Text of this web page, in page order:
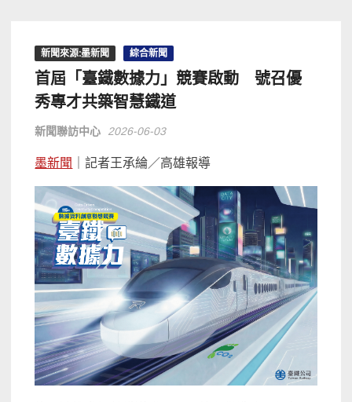
新聞來源:墨新聞 綜合新聞
首屆「臺鐵數據力」競賽啟動 號召優
秀專才共築智慧鐵道
新聞聯訪中心 2026-06-03
墨新聞 ｜記者王承綸／高雄報導